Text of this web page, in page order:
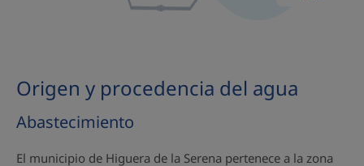
Origen y procedencia del agua
Abastecimiento
El municipio de Higuera de la Serena pertenece a la zona